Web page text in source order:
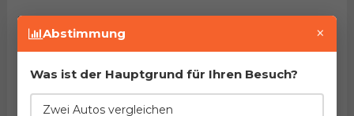
HINWEIS:Pflichtfelder sind mit dem Stern (*)
gekennzeichnet. Mit dem Versenden des Kommentars
bestätigen SieNutzungsbedingungenunseres Portals
Kommentar senden
Abstimmung ×
Was ist der Hauptgrund für Ihren Besuch?
Zwei Autos vergleichen